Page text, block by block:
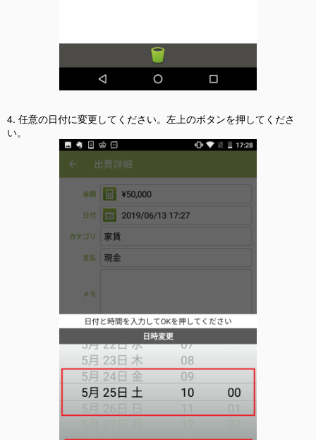
4. 任意の日付に変更してください。左上のボタンを押してくださ
い。